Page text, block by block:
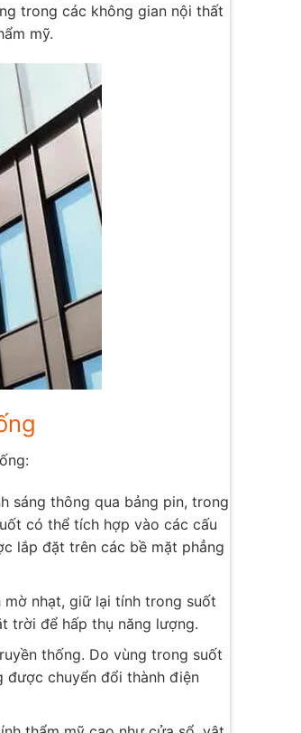
trong các không gian nội thất
mỹ.
sáng thông qua bảng pin, trong
có thể tích hợp vào các cấu
lắp đặt trên các bề mặt phẳng
nhạt, giữ lại tính trong suốt
trời để hấp thụ năng lượng.
thống. Do vùng trong suốt
được chuyển đổi thành điện